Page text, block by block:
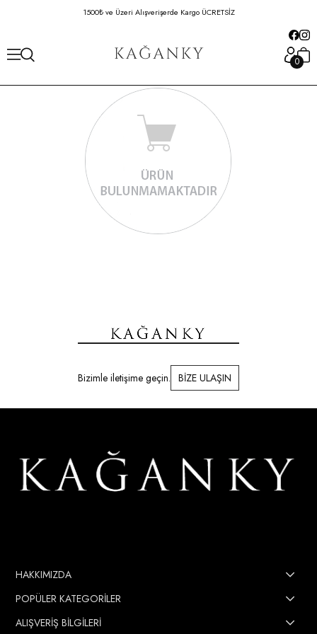
1500₺ ve Üzeri Alışverişerde Kargo ÜCRETSİZ
0
Bizimle iletişime geçin. BİZE ULAŞIN
HAKKIMIZDA
POPÜLER KATEGORİLER
ALIŞVERİŞ BİLGİLERİ